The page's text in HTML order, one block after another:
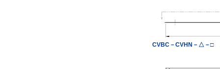
CVBC－CVHN－△－□